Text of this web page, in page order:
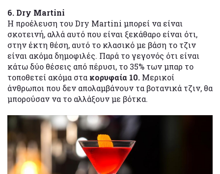
6. Dry Martini
Η προέλευση του Dry Martini μπορεί να είναι
σκοτεινή, αλλά αυτό που είναι ξεκάθαρο είναι ότι,
στην έκτη θέση, αυτό το κλασικό με βάση το τζιν
είναι ακόμα δημοφιλές. Παρά το γεγονός ότι είναι
κάτω δύο θέσεις από πέρυσι, το 35% των μπαρ το
τοποθετεί ακόμα στα κορυφαία 10. Μερικοί
άνθρωποι που δεν απολαμβάνουν τα βοτανικά τζιν, θα
μπορούσαν να το αλλάξουν με βότκα.